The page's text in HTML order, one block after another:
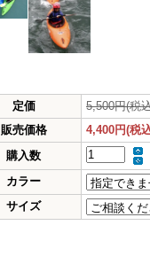
定価
5,500円(税
販売価格
4,400円(税
購入数
カラー
サイズ